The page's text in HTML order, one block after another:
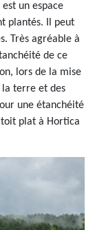
un espace
plantés. Il peut
Très agréable à
de ce
lors de la mise
la terre et des
une étanchéité
plat à Hortica